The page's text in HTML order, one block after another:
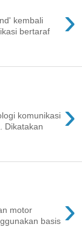
›
kembali
bertaraf
›
komunikasi
Dikatakan
›
motor
basis